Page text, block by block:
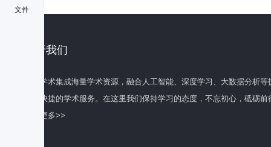
文件
关于我们
百度学术集成海量学术资源，融合人工智能、深度学习、大数据分析
全面快捷的学术服务。在这里我们保持学习的态度，不忘初心，砥砺前
了解更多>>